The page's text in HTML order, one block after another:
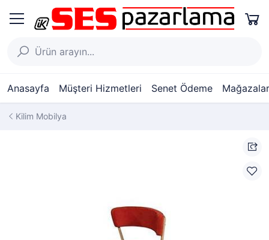
Anasayfa Müşteri Hizmetleri Senet Ödeme
Kilim Mobilya